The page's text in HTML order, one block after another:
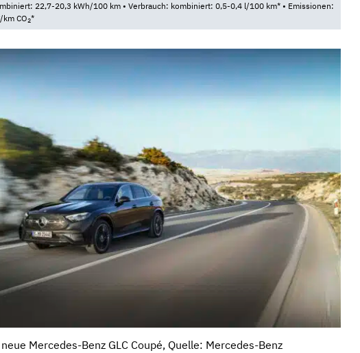
22,7-20,3 kWh/100 km • Verbrauch: kombiniert: 0,5-0,4 l/100 km* • Emissionen:
CO2*
Mercedes-Benz GLC Coupé, Quelle: Mercedes-Benz